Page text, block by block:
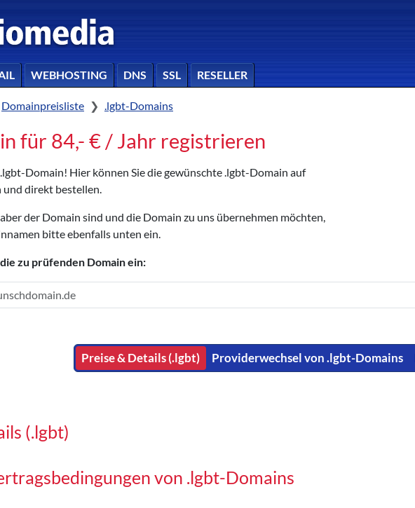
WEBHOSTING DNS SSL RESELLER
Domainpreisliste .lgbt-Domains
für 84,- € / Jahr registrieren
Domain! Hier können Sie die gewünschte .lgbt-Domain auf
direkt bestellen.
der Domain sind und die Domain zu uns übernehmen möchten,
bitte ebenfalls unten ein.
zu prüfenden Domain ein:
Preise & Details (.lgbt) Providerwechsel von .lgbt-Domains
(.lgbt)
von .lgbt-Domains